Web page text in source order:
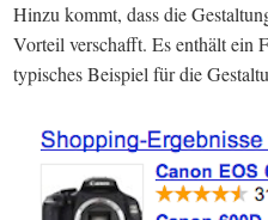
Hinzu kommt, dass die
Vorteil verschafft. Es enthält ein
typisches Beispiel für die